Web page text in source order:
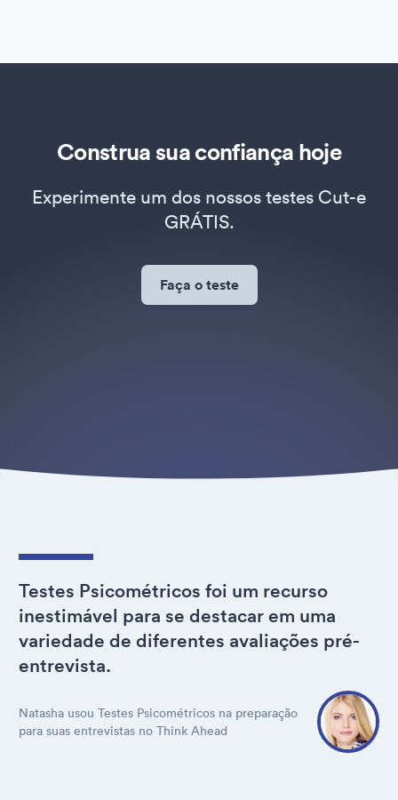
Construa sua confiança hoje
Experimente um dos nossos testes Cut-e
GRÁTIS.
Faça o teste
Testes Psicométricos foi um recurso
inestimável para se destacar em uma
variedade de diferentes avaliações pré-
entrevista.
Natasha usou Testes Psicométricos na preparação
para suas entrevistas no Think Ahead